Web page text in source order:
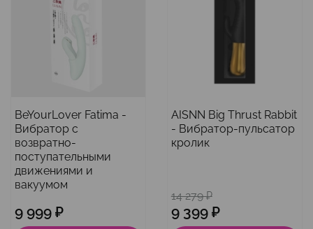
BeYourLover Fatima -
Вибратор с
возвратно-
поступательными
движениями и
вакуумом
9 999 ₽
AISNN Big Thrust Rabbit
- Вибратор-пульсатор
кролик
14 279 ₽
9 399 ₽